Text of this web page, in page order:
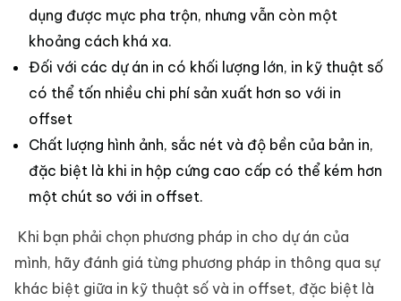
dụng được mực pha trộn, nhưng vẫn còn một
khoảng cách khá xa.
Đối với các dự án in có khối lượng lớn, in kỹ thuật số
có thể tốn nhiều chi phí sản xuất hơn so với in
offset
Chất lượng hình ảnh, sắc nét và độ bền của bản in,
đặc biệt là khi in hộp cứng cao cấp có thể kém hơn
một chút so với in offset.
Khi bạn phải chọn phương pháp in cho dự án của
mình, hãy đánh giá từng phương pháp in thông qua sự
khác biệt giữa in kỹ thuật số và in offset, đặc biệt là